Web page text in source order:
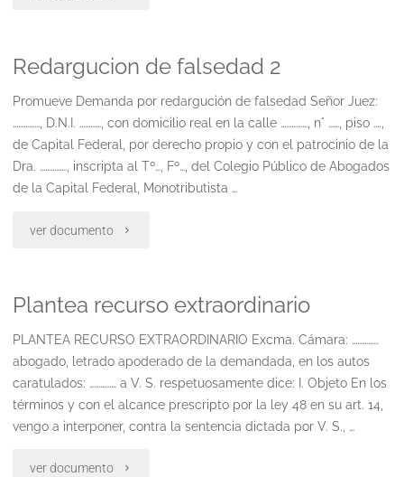
de
personas
de
Redargucion de falsedad 2
Promueve Demanda por redargución de falsedad Señor Juez:
……………, D.N.I. …………, con domicilio real en la calle ……………, n° ……, piso ….,
de Capital Federal, por derecho propio y con el patrocinio de la
Dra. ……………, inscripta al Tº…, Fº…, del Colegio Público de Abogados
de la Capital Federal, Monotributista …
ver documento "Redargucion
falsedad
2"
Plantea recurso extraordinario
PLANTEA RECURSO EXTRAORDINARIO Excma. Cámara: ……………
abogado, letrado apoderado de la demandada, en los autos
caratulados: …………… a V. S. respetuosamente dice: I. Objeto En los
términos y con el alcance prescripto por la ley 48 en su art. 14,
vengo a interponer, contra la sentencia dictada por V. S., …
ver documento "Plantea